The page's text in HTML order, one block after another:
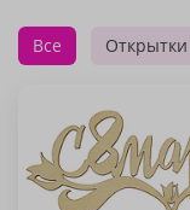
Все Открытки